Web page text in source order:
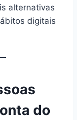
alternativas
digitais
do